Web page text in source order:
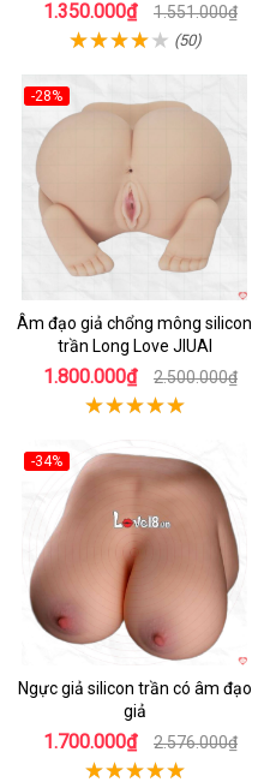
cảm
1.350.000₫ 1.551.000₫
(50)
-28%
Âm đạo giả chổng mông silicon
trần Long Love JIUAI
1.800.000₫ 2.500.000₫
-34%
Ngực giả silicon trần có âm đạo
giả
1.700.000₫ 2.576.000₫